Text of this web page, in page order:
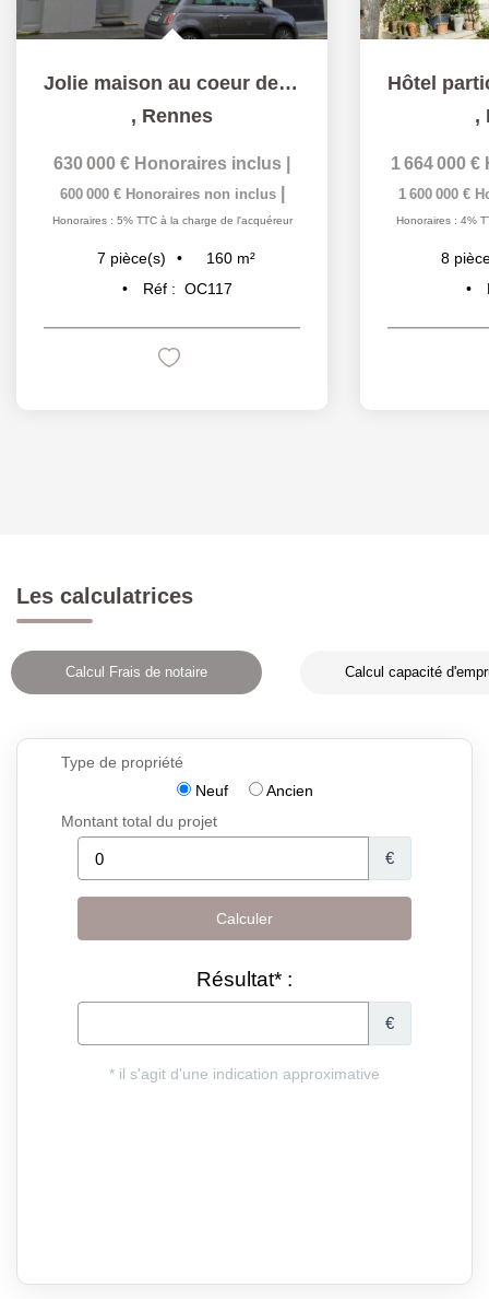
Jolie maison au coeur de Sainte Thèrèse dans rue calme et...
, Rennes
630 000 € Honoraires inclus
600 000 € Honoraires non inclus
Honoraires : 5% TTC à la charge de l'acquéreur
7 pièce(s) 160 m²
Réf : OC117
,
1 664 000 €
1 600 000 €
Honoraires : 4%
8
Les calculatrices
Calcul Frais de notaire Calcul capacité